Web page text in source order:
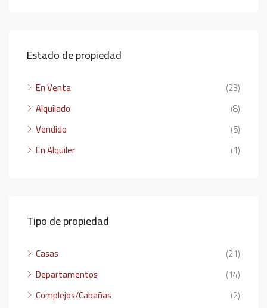
Estado de propiedad
En Venta
(23)
Alquilado
(8)
Vendido
(5)
En Alquiler
(1)
Tipo de propiedad
Casas
(21)
Departamentos
(14)
Complejos/Cabañas
(2)